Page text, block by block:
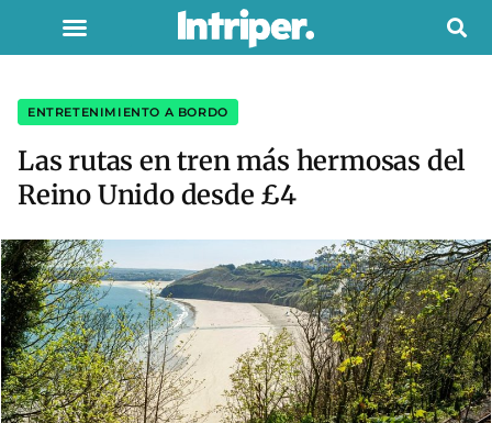
ENTRETENIMIENTO A BORDO
Las rutas en tren más hermosas del
Reino Unido desde £4